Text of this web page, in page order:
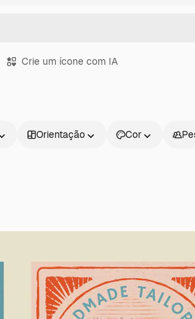
Crie um ícone com IA
Orientação Cor
Produtos Começar